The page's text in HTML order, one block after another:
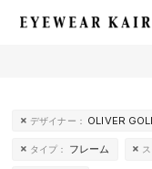
デザイナー： OLIVER
タイプ： フレーム